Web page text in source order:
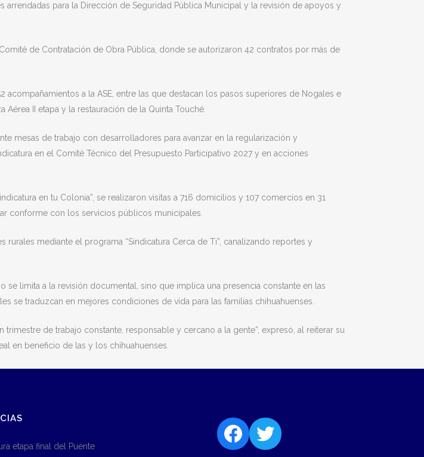
para la Dirección de Seguridad Pública Municipal y la revisión de apoyos y
de Contratación de Obra Pública, donde se autorizaron 42 contratos por más de
a la ASE, entre las que destacan los pasos superiores de Nogales e
II etapa y la restauración de la Quinta Touché.
mesas de trabajo con desarrolladores para avanzar en la regularización y
en el Comité Técnico del Presupuesto Participativo 2027 y en acciones
en tu Colonia”, se realizaron visitas a 716 domicilios y 107 comercios en 31
conforme con los servicios públicos municipales.
mediante el programa “Sindicatura Cerca de Ti”, canalizando reportes y
limita a la revisión documental, sino que implica una presencia constante en las
se traduzcan en mejores condiciones de vida para las familias chihuahuenses.
de trabajo constante, responsable y cercano a la gente”, expresó, al reiterar su
en beneficio de las y los chihuahuenses.
etapa final del Puente